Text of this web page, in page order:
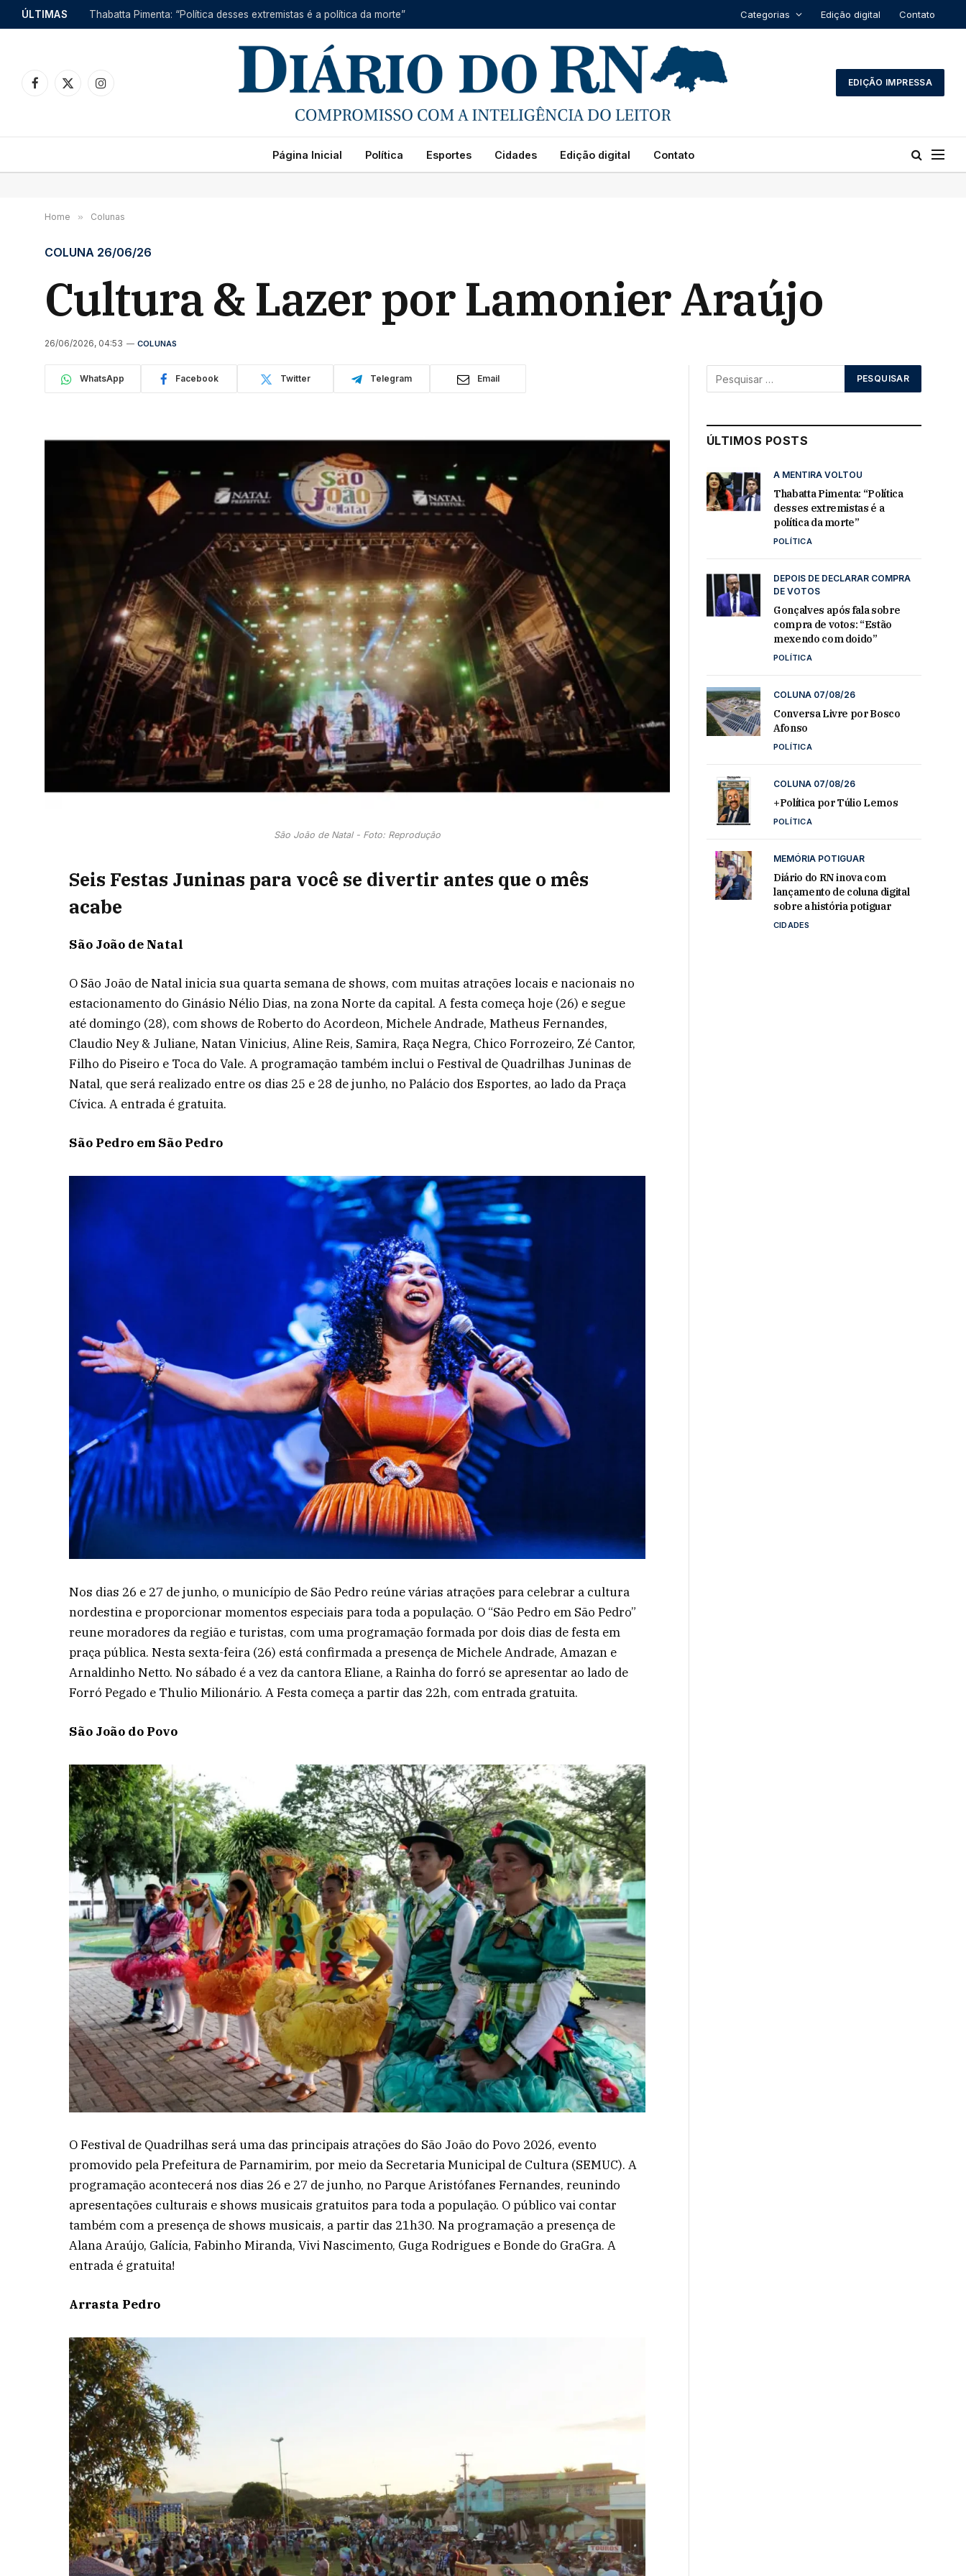
ÚLTIMAS Thabatta Pimenta: “Política desses extremistas é a política da morte” Categorias Edição digital Contato
Facebook
X
Instagram
EDIÇÃO IMPRESSA
Página Inicial Política Esportes Cidades Edição digital Contato
Home » Colunas
COLUNA 26/06/26
Cultura & Lazer por Lamonier Araújo
26/06/2026, 04:53 COLUNAS
WhatsApp Facebook Twitter Telegram Email
São João de Natal - Foto: Reprodução
Seis Festas Juninas para você se divertir antes que o mês
acabe
São João de Natal
O São João de Natal inicia sua quarta semana de shows, com muitas atrações locais e nacionais no
estacionamento do Ginásio Nélio Dias, na zona Norte da capital. A festa começa hoje (26) e segue
até domingo (28), com shows de Roberto do Acordeon, Michele Andrade, Matheus Fernandes,
Claudio Ney & Juliane, Natan Vinicius, Aline Reis, Samira, Raça Negra, Chico Forrozeiro, Zé Cantor,
Filho do Piseiro e Toca do Vale. A programação também inclui o Festival de Quadrilhas Juninas de
Natal, que será realizado entre os dias 25 e 28 de junho, no Palácio dos Esportes, ao lado da Praça
Cívica. A entrada é gratuita.
São Pedro em São Pedro
Nos dias 26 e 27 de junho, o município de São Pedro reúne várias atrações para celebrar a cultura
nordestina e proporcionar momentos especiais para toda a população. O “São Pedro em São Pedro”
reune moradores da região e turistas, com uma programação formada por dois dias de festa em
praça pública. Nesta sexta-feira (26) está confirmada a presença de Michele Andrade, Amazan e
Arnaldinho Netto. No sábado é a vez da cantora Eliane, a Rainha do forró se apresentar ao lado de
Forró Pegado e Thulio Milionário. A Festa começa a partir das 22h, com entrada gratuita.
São João do Povo
O Festival de Quadrilhas será uma das principais atrações do São João do Povo 2026, evento
promovido pela Prefeitura de Parnamirim, por meio da Secretaria Municipal de Cultura (SEMUC). A
programação acontecerá nos dias 26 e 27 de junho, no Parque Aristófanes Fernandes, reunindo
apresentações culturais e shows musicais gratuitos para toda a população. O público vai contar
também com a presença de shows musicais, a partir das 21h30. Na programação a presença de
Alana Araújo, Galícia, Fabinho Miranda, Vivi Nascimento, Guga Rodrigues e Bonde do GraGra. A
entrada é gratuita!
Arrasta Pedro
ÚLTIMOS POSTS
A MENTIRA VOLTOU
Thabatta Pimenta: “Política
desses extremistas é a
política da morte”
POLÍTICA
DEPOIS DE DECLARAR COMPRA
DE VOTOS
Gonçalves após fala sobre
compra de votos: “Estão
mexendo com doido”
POLÍTICA
COLUNA 07/08/26
Conversa Livre por Bosco
Afonso
POLÍTICA
COLUNA 07/08/26
+Política por Túlio Lemos
POLÍTICA
MEMÓRIA POTIGUAR
Diário do RN inova com
lançamento de coluna digital
sobre a história potiguar
CIDADES